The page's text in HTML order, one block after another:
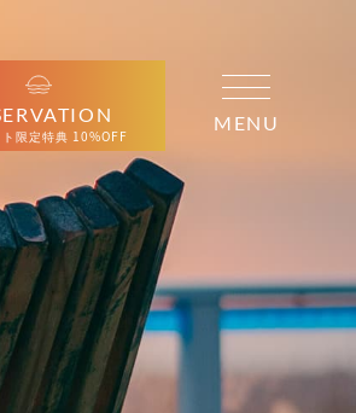
限定特典 10%OFF
MENU